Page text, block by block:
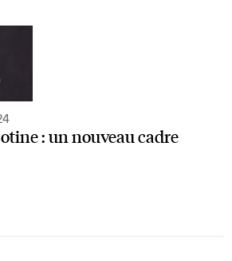
: un nouveau cadre